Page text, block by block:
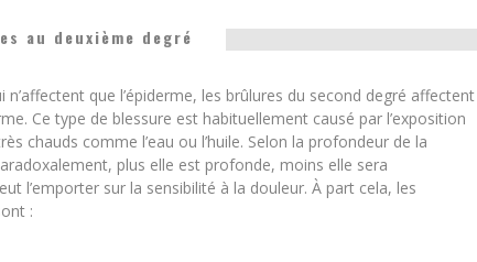
au deuxième degré
que l’épiderme, les brûlures du second degré affectent
Ce type de blessure est habituellement causé par l’exposition
chauds comme l’eau ou l’huile. Selon la profondeur de la
plus elle est profonde, moins elle sera
l’emporter sur la sensibilité à la douleur. À part cela, les
: